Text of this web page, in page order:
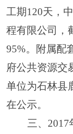
工期120天，
程有限公司，
95%。附属配
府公共资源交
单位为石林县
在公示。
三、